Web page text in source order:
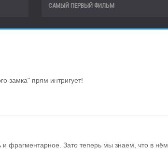
САМЫЙ ПЕРВЫЙ ФИЛЬМ
замка" прям интригует!
фрагментарное. Зато теперь мы знаем, что в нём